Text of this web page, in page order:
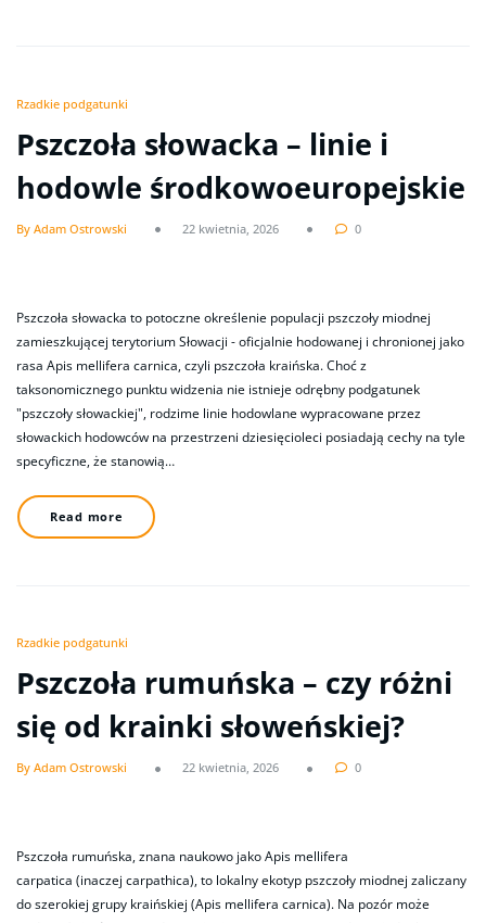
Rzadkie podgatunki
Pszczoła słowacka – linie i
hodowle środkowoeuropejskie
By Adam Ostrowski 22 kwietnia, 2026 0
Pszczoła słowacka to potoczne określenie populacji pszczoły miodnej
zamieszkującej terytorium Słowacji - oficjalnie hodowanej i chronionej jako
rasa Apis mellifera carnica, czyli pszczoła kraińska. Choć z
taksonomicznego punktu widzenia nie istnieje odrębny podgatunek
"pszczoły słowackiej", rodzime linie hodowlane wypracowane przez
słowackich hodowców na przestrzeni dziesięcioleci posiadają cechy na tyle
specyficzne, że stanowią…
Read more
Rzadkie podgatunki
Pszczoła rumuńska – czy różni
się od krainki słoweńskiej?
By Adam Ostrowski 22 kwietnia, 2026 0
Pszczoła rumuńska, znana naukowo jako Apis mellifera
carpatica (inaczej carpathica), to lokalny ekotyp pszczoły miodnej zaliczany
do szerokiej grupy kraińskiej (Apis mellifera carnica). Na pozór może